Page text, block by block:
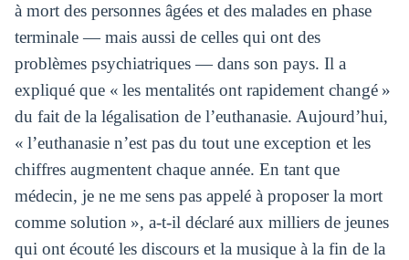
à mort des personnes âgées et des malades en phase
terminale — mais aussi de celles qui ont des
problèmes psychiatriques — dans son pays. Il a
expliqué que « les mentalités ont rapidement changé »
du fait de la légalisation de l’euthanasie. Aujourd’hui,
« l’euthanasie n’est pas du tout une exception et les
chiffres augmentent chaque année. En tant que
médecin, je ne me sens pas appelé à proposer la mort
comme solution », a-t-il déclaré aux milliers de jeunes
qui ont écouté les discours et la musique à la fin de la